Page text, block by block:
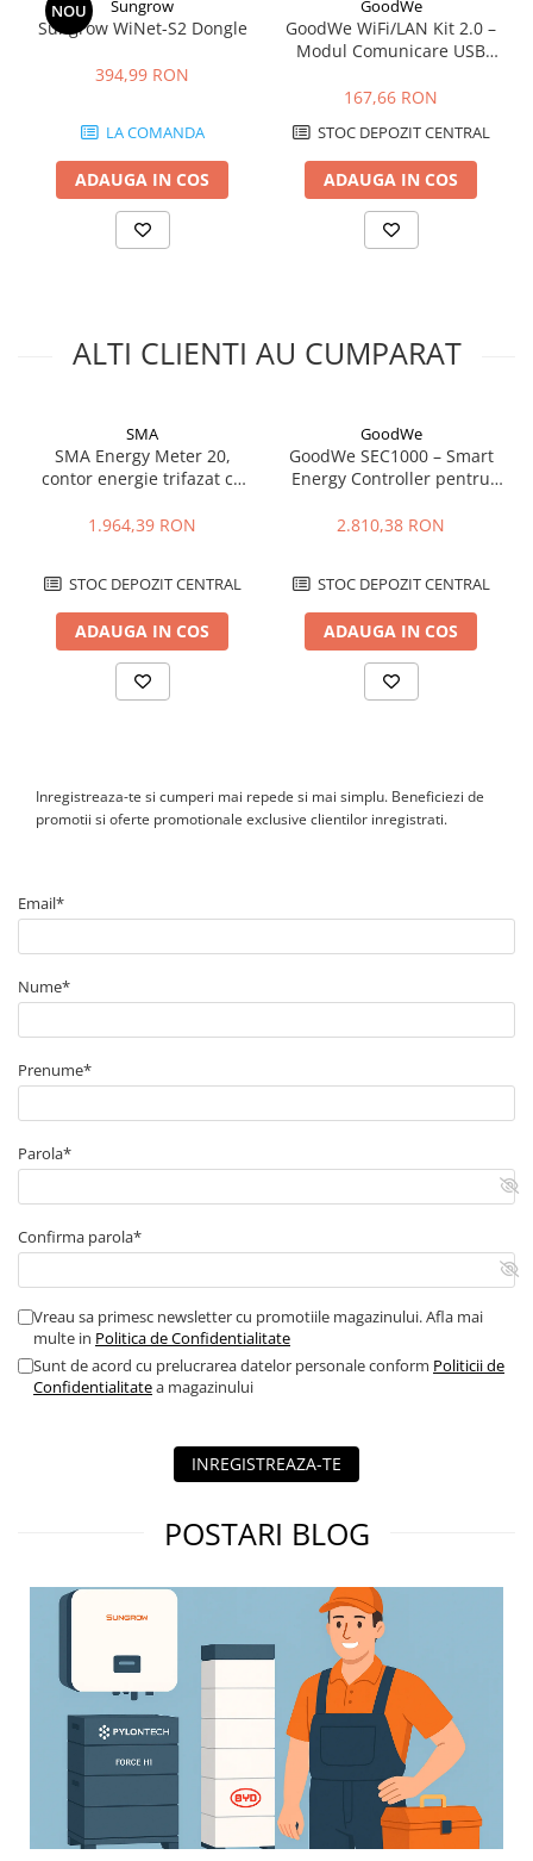
NOU Sungrow
Sungrow WiNet-S2 Dongle
394,99 RON
LA COMANDA
ADAUGA IN COS
GoodWe
GoodWe WiFi/LAN Kit 2.0 –
Modul Comunicare USB
(LAN, WLAN, Bluetooth,
167,66 RON
STOC DEPOZIT CENTRAL
ADAUGA IN COS
ALTI CLIENTI AU CUMPARAT
SMA
SMA Energy Meter 20,
contor energie trifazat cu
1.964,39 RON
STOC DEPOZIT CENTRAL
ADAUGA IN COS
GoodWe
GoodWe SEC1000 – Smart
Energy Controller pentru
inteligente
2.810,38 RON
STOC DEPOZIT CENTRAL
ADAUGA IN COS
Inregistreaza-te si cumperi mai repede si mai simplu. Beneficiezi de
promotii si oferte promotionale exclusive clientilor inregistrati.
Email*
Nume*
Prenume*
Parola*
Confirma parola*
Vreau sa primesc newsletter cu promotiile magazinului. Afla mai
multe in Politica de Confidentialitate
Sunt de acord cu prelucrarea datelor personale conform Politicii de
Confidentialitatea magazinului
INREGISTREAZA-TE
POSTARI BLOG